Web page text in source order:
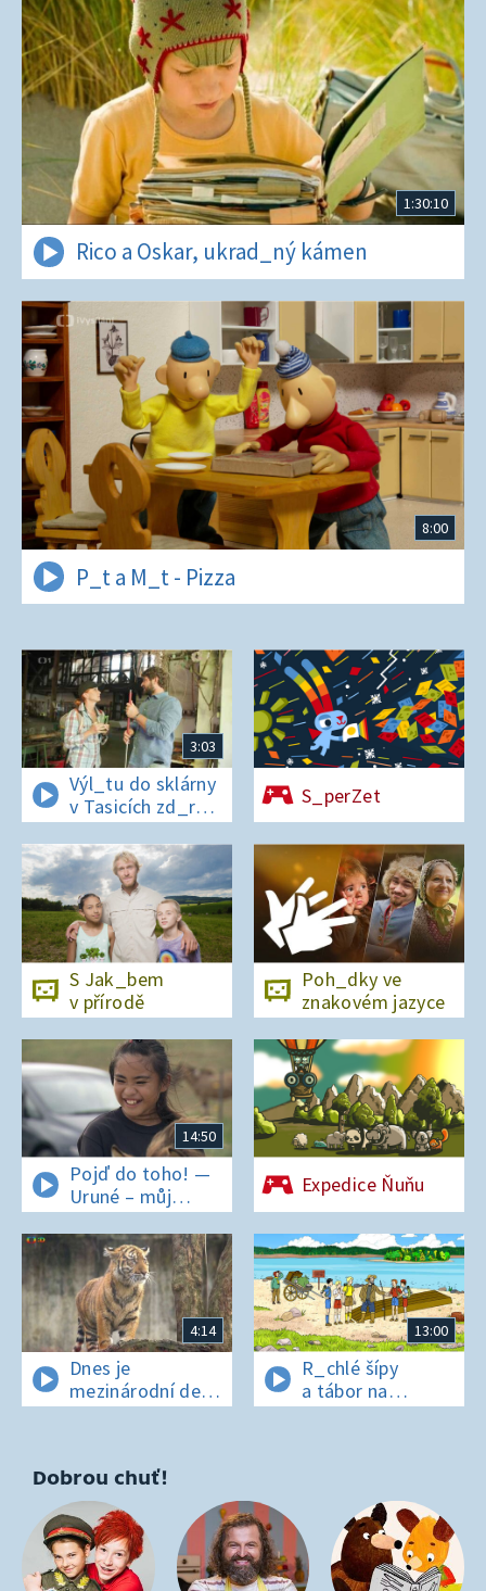
1:30:10
Rico a Oskar, ukrad_ný kámen
8:00
P_t a M_t - Pizza
3:03
Výl_tu do sklárny
v Tasicích zd_r
a Čern_bílovi
zm_r!
S_perZet
S Jak_bem
v přírodě
Poh_dky ve
znakovém jazyce
14:50
Pojď do toho! —
Uruné – můj
horský koník
Expedice Ňuňu
4:14
Dnes je
mezinárodní den
t_grů
13:00
R_chlé šípy
a tábor na
os_rově
Dobrou chuť!